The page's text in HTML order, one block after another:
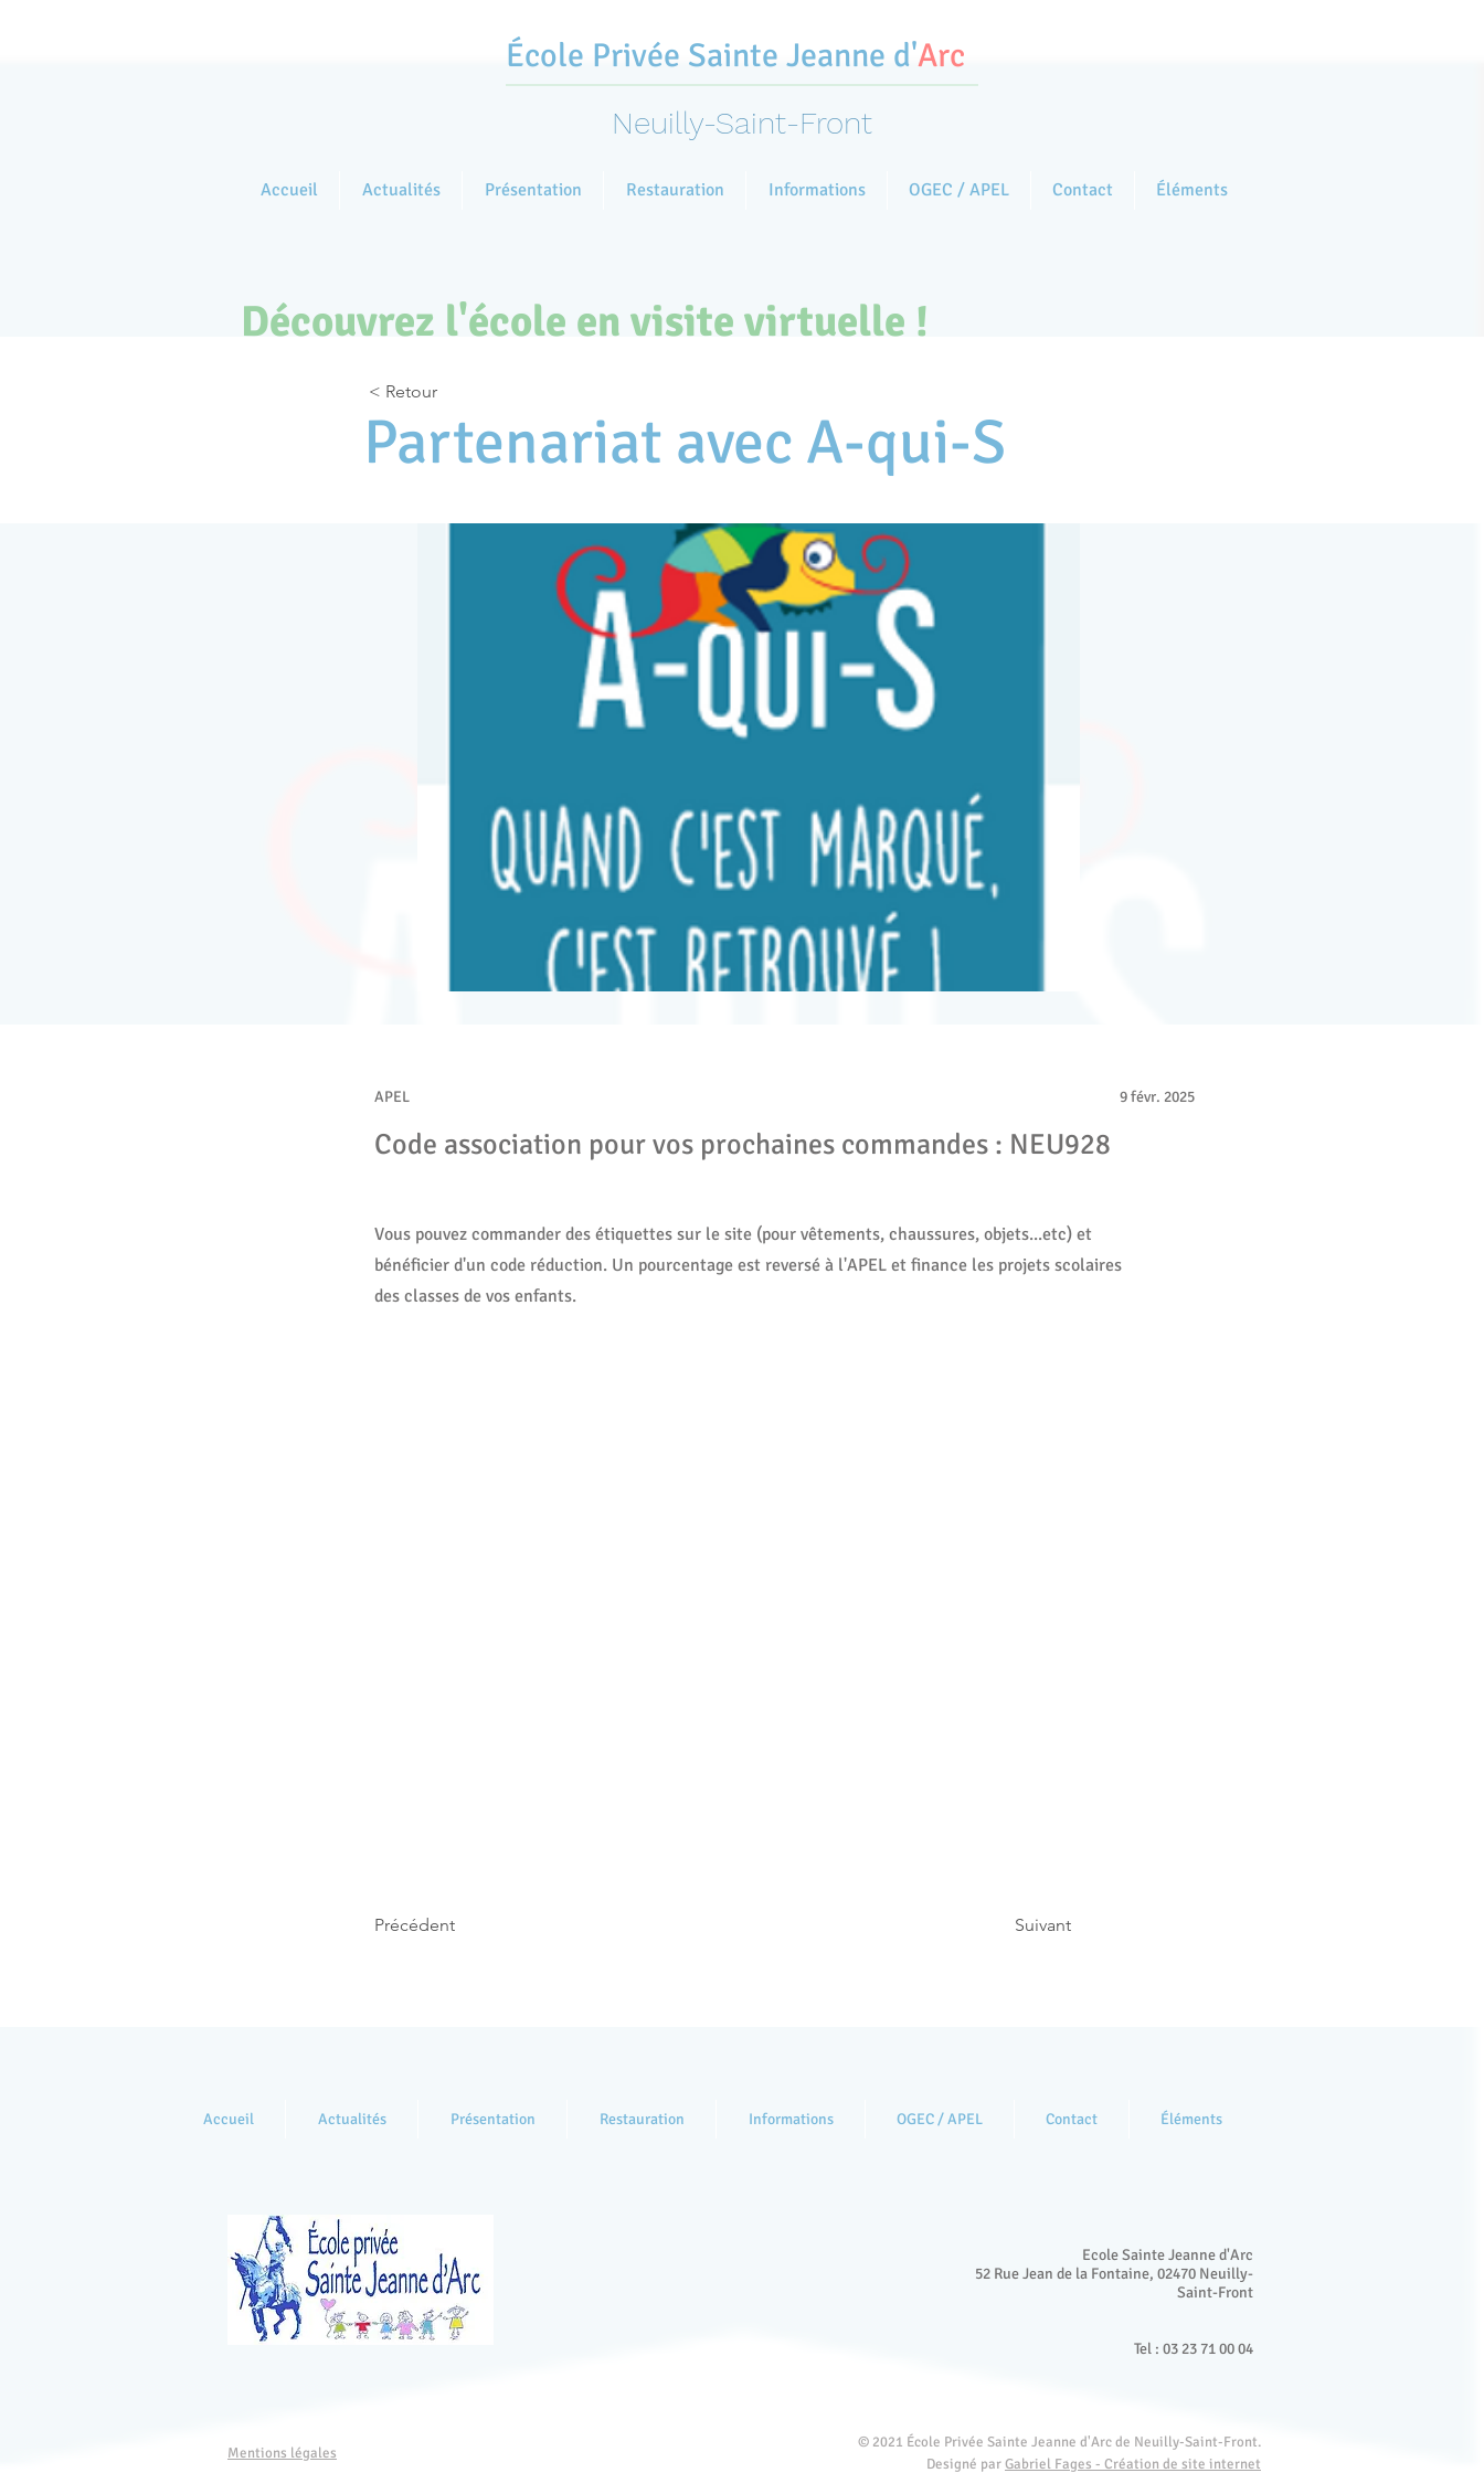
École Privée Sainte Jeanne d'Arc
Neuilly-Saint-Front
Accueil Actualités Présentation Restauration Informations OGEC / APEL Contact Éléments
Découvrez l'école en visite virtuelle !
< Retour
Partenariat avec A-qui-S
APEL 9 févr. 2025
Code association pour vos prochaines commandes : NEU928
Vous pouvez commander des étiquettes sur le site (pour vêtements, chaussures, objets...etc) et
bénéficier d'un code réduction. Un pourcentage est reversé à l'APEL et finance les projets scolaires
des classes de vos enfants.
Précédent Suivant
Accueil Actualités Présentation Restauration Informations OGEC / APEL Contact Éléments
Ecole Sainte Jeanne d'Arc
52 Rue Jean de la Fontaine, 02470 Neuilly-
Saint-Front
Tel : 03 23 71 00 04
Mentions légales
© 2021 École Privée Sainte Jeanne d'Arc de Neuilly-Saint-Front.
Designé parGabriel Fages - Création de site internet